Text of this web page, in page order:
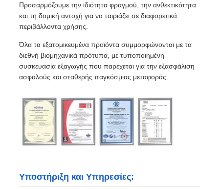
Προσαρμόζουμε την ιδιότητα φραγμού, την ανθεκτικότητα
και τη δομική αντοχή για να ταιριάζει σε διαφορετικά
περιβάλλοντα χρήσης.
Όλα τα εξατομικευμένα προϊόντα συμμορφώνονται με τα
διεθνή βιομηχανικά πρότυπα, με τυποποιημένη
συσκευασία εξαγωγής που παρέχεται για την εξασφάλιση
ασφαλούς και σταθερής παγκόσμιας μεταφοράς.
Υποστήριξη και Υπηρεσίες: